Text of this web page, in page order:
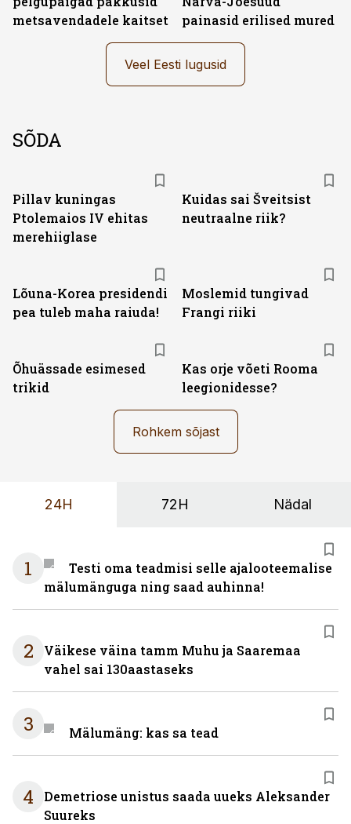
metsavendadele kaitset
painasid erilised mured
Veel Eesti lugusid
SÕDA
Pillav kuningas
Ptolemaios IV ehitas
merehiiglase
Kuidas sai Šveitsist
neutraalne riik?
Lõuna-Korea presidendi
pea tuleb maha raiuda!
Moslemid tungivad
Frangi riiki
Õhuässade esimesed
trikid
Kas orje võeti Rooma
leegionidesse?
Rohkem sõjast
24H 72H Nädal
1
Testi oma teadmisi selle ajalooteemalise
mälumänguga ning saad auhinna!
2
Väikese väina tamm Muhu ja Saaremaa
vahel sai 130aastaseks
3 Mälumäng: kas sa tead
4
Demetriose unistus saada uueks Aleksander
Suureks